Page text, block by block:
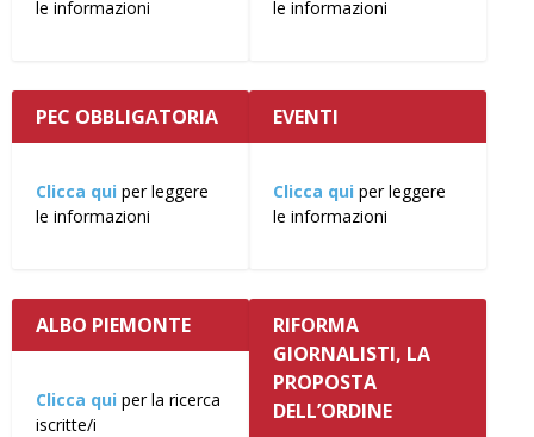
le informazioni le informazioni
PEC OBBLIGATORIA
Clicca qui per leggere
le informazioni
EVENTI
Clicca qui per leggere
le informazioni
ALBO PIEMONTE
Clicca qui per la ricerca
iscritte/i
RIFORMA
GIORNALISTI, LA
PROPOSTA
DELL’ORDINE